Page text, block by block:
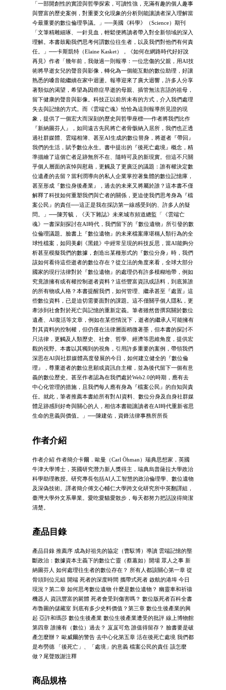
「一部開創性的實證與哲學探索，可讀性強，充滿有趣的個人趣事
與豐富的歷史案例，對重要文化現象的分析則能讓讀者深入理解當
今最重要的數位倫理爭議。」──美國《科學》（Science）期刊
「文筆精雕細琢、一針見血，輕鬆便將讀者帶入對全新領域的深入
理解。本書鼓勵我們思考何謂數位往生者，以及我們對他們有何責
任。」──卡斯凱特（Elaine Kasket），《如何在網路時代好好說
再見》作者「幾年前，我做過一則報導：一位悲傷的父親，用AI技
術將早逝女兒的聲音與影像，轉化為一個能互動的數位助理，好讓
熟悉的嗓音能繼續在家中迴盪。報導迎來了廣大迴響，許多人分享
著類似的渴望，希望為因癌症早逝的母親、插管無法言語的祖母，
留下健康的聲音與影像。科技正以前所未有的方式，介入我們處理
失去與記憶的方式。而《雲端亡魂》恰恰為這則報導所見證的現
象，提供了一個宏大而深刻的歷史與哲學座標──作者將我們比作
『新納圖芬人』，如同遠古先民將亡者骨骸納入居所，我們也正透
過社群媒體、雲端相簿、甚至AI生成的數位替身，將逝者『帶回』
我們的生活，賦予數位永生。書中提出的『後死亡處境』概念，精
準描繪了這個亡者足跡無所不在、隨時可及的新現實。但這不只關
乎個人層面的哀悼與慰藉，更觸及了更廣泛的議題：誰有權決定數
位遺產的去留？當利潤導向的私人企業掌控著集體的數位記憶庫，
甚至形成『數位身後產業』，過去的未來又將屬於誰？這本書不僅
解釋了科技如何重塑我們與亡者的關係，更迫使我們思考身為『檔
案公民』的責任──這正是我在採訪第一線感受到的、許多人的疑
問。」──陳芳毓，《天下雜誌》未來城市頻道總監「《雲端亡
魂》一書深刻探討在AI時代，我們留下的『數位遺物』所引發的數
位倫理議題。臉書上『數位遺物』的未來檔案庫堪稱人類行為的全
球性檔案，如同美劇《黑鏡》中經常呈現的科技反思，當AI能夠分
析甚至模擬我們的數據，創造出某種形式的『數位分身』時，我們
該如何看待這些逝者的數位存在？從立法的角度來看，全球大部分
國家的現行法律對於『數位遺物』的處理仍有許多模糊地帶，例如
究竟誰擁有或有權控制逝者資料？這些豐富資訊或語料，到底算誰
的所有物或人格？本書提醒我們，如何管理、繼承甚至『處置』這
些數位資料，已是迫切需要面對的課題。這不僅關乎個人隱私，更
牽涉到社會對於死亡與記憶的重新定義。筆者雖然曾撰寫關於數位
遺產、AI復活等文章，例如在某些情況下，逝者的繼承人可能擁有
對其資料的控制權，但仍僅在法律層面稍微著墨，但本書的探討不
只法律，更觸及人類歷史、社會、哲學、經濟等思維角度，提供宏
觀的視野。本書以其獨到的視角，引用許多重要的案例，帶領我們
深思在AI與社群媒體高度發展的今日，如何建立健全的『數位倫
理』，尊重逝者的數位意願或資訊自主權，並為後代留下一個有意
義的數位歷史。甚至作者認為在我們處於Web2.0的時期，應有去
中心化管理的措施，且我們每人應有身為『檔案公民』的自知與責
任。就此，筆者推薦本書給所有對AI資料、數位分身及自身社群媒
體足跡感到好奇與關心的人，相信本書能讓讀者在AI時代重新省思
生命的意義與價值。」──陳建佑，資鋒法律事務所所長
作者介紹
作者介紹 作者簡介卡爾．歐曼（Carl Öhman）瑞典思想家，英國
牛津大學博士，英國研究潛力新人獎得主，瑞典烏普薩拉大學政治
科學助理教授。研究專長包括AI人工智慧的政治倫理學、數位遺物
及深偽技術。譯者簡介傅文心輔仁大學跨文化研究所中英翻譯組，
臺灣大學外文系畢業。愛吃愛貓愛散步，每天都努力把話說得簡潔
清楚。
產品目錄
產品目錄 推薦序 成為好祖先的協定（曹馭博）導讀 雲端記憶的壟
斷政治：數據資本主義下的數位亡靈（蔡蕙如）開場 眾人之事 新
納圖芬人 如何處理往生者的數位存在？ 所有人都該關心第一章 從
骨頭到位元組 開端 死者的深度時間 攜帶式死者 啟航的港埠 今日
現況？第二章 如何思考數位遺物 什麼是數位遺物？ 幽靈車和祈禱
機器人 資訊豐富的屍體 死者會受到傷害嗎？ 數位版死者百科全書
布魯圖的儲藏室 到底有多少史料價值？第三章 數位生後產業的興
起 亞許和瑪莎 數位生後產業 數位生後產業遭受的批評 線上博物館
第四章 誰擁有（數位）過去？ 岌岌可危 誰值得留存？ 臉書要是破
產怎麼辦？ 歐威爾的警告 去中心化第五章 活在後死亡處境 我們都
是布勞德 「後死亡」、「處境」的意義 檔案公民的責任 該怎麼
做？尾聲致謝注釋
商品規格